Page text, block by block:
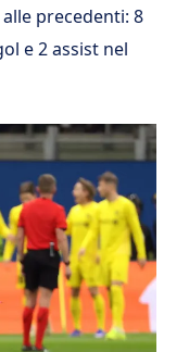
precedenti: 8
e 2 assist nel